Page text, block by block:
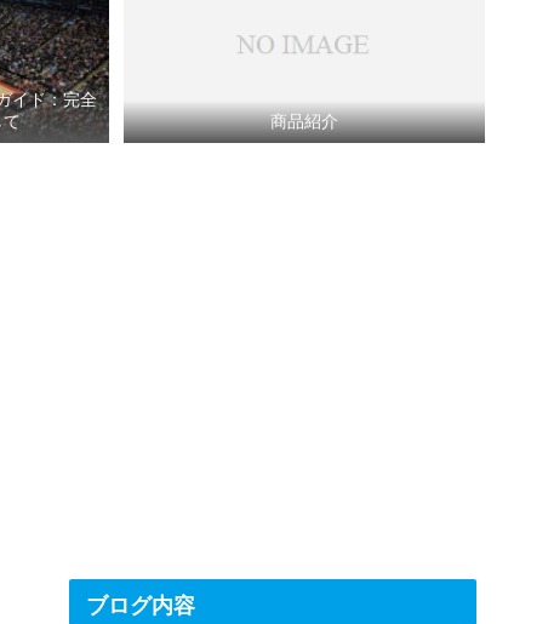
イド：完全
て
商品紹介
ブログ内容